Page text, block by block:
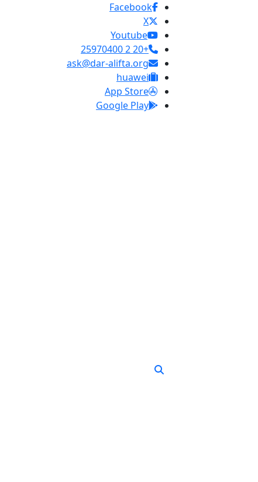
Facebook
X
Youtube
+20 2 25970400
ask@dar-alifta.org
huawei
App Store
Google Play